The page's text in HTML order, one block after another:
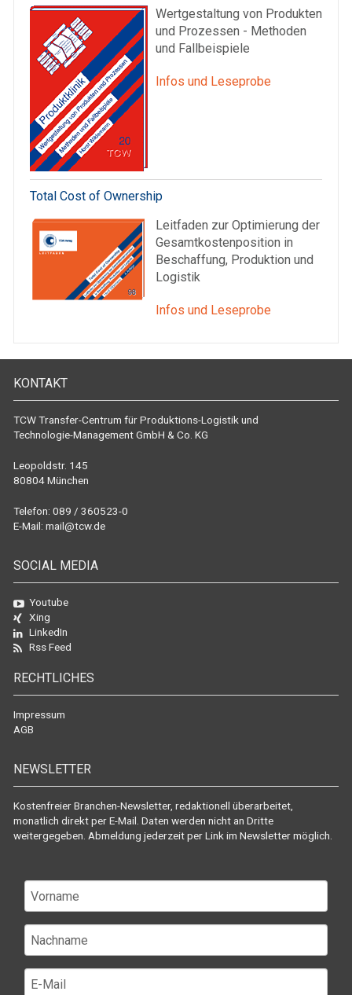
Wertgestaltung von Produkten
und Prozessen - Methoden
und Fallbeispiele
Infos und Leseprobe
Total Cost of Ownership
Leitfaden zur Optimierung der
Gesamtkostenposition in
Beschaffung, Produktion und
Logistik
Infos und Leseprobe
KONTAKT
TCW Transfer-Centrum für Produktions-Logistik und
Technologie-Management GmbH & Co. KG
Leopoldstr. 145
80804 München
Telefon: 089 / 360523-0
E-Mail: mail@tcw.de
SOCIAL MEDIA
Youtube
Xing
LinkedIn
Rss Feed
RECHTLICHES
Impressum
AGB
NEWSLETTER
Kostenfreier Branchen-Newsletter, redaktionell überarbeitet,
monatlich direkt per E-Mail. Daten werden nicht an Dritte
weitergegeben. Abmeldung jederzeit per Link im Newsletter möglich.